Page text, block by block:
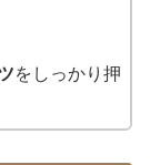
をしっかり押